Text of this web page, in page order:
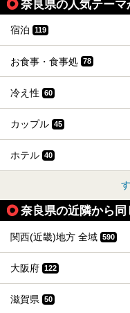
奈良県の人気テーマ
宿泊 119
お食事・食事処 78
冷え性 60
カップル 45
ホテル 40
奈良県の近隣から
関西(近畿)地方 全域 590
大阪府 122
滋賀県 50